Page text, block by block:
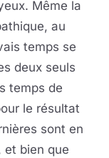
Même la
au
temps se
deux seuls
temps de
le résultat
sont en
et bien que